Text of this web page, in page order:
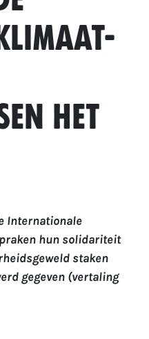
het
Internationale
hun solidariteit
staken
gegeven (vertaling